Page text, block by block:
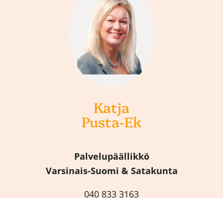
Katja
Pusta-Ek
Palvelupäällikkö
Varsinais-Suomi & Satakunta
040 833 3163